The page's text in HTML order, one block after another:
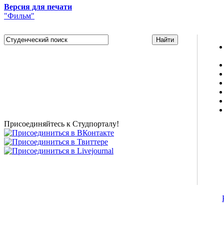
Версия для печати
"Фильм"
Присоединяйтесь к Студпорталу!